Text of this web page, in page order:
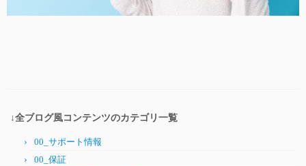
↓全ブログ風コンテンツのカテゴリ一覧
00_サポート情報
00_保証